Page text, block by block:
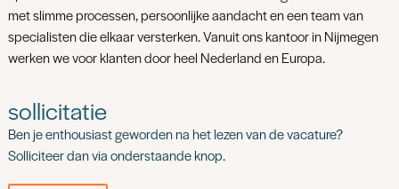
met slimme processen, persoonlijke aandacht en een team van
specialisten die elkaar versterken. Vanuit ons kantoor in Nijmegen
werken we voor klanten door heel Nederland en Europa.
sollicitatie
Ben je enthousiast geworden na het lezen van de vacature?
Solliciteer dan via onderstaande knop.